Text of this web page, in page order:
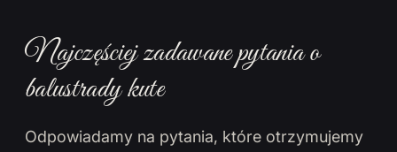
Najczęściej zadawane pytania o
balustrady kute
Odpowiadamy na pytania, które otrzymujemy